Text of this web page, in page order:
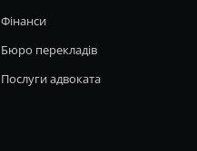
Фінанси
Бюро перекладів
Послуги адвоката